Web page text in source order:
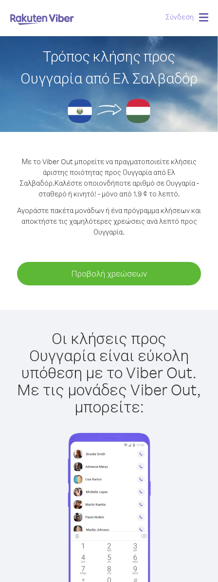
Σύνδεση
Τρόπος κλήσης προς
Ουγγαρία από Ελ Σαλβαδόρ
Με το Viber Out μπορείτε να πραγματοποιείτε κλήσεις
άριστης ποιότητας προς Ουγγαρία από Ελ
Σαλβαδόρ.Καλέστε οποιονδήποτε αριθμό σε Ουγγαρία -
σταθερό ή κινητό! - μόνο από 1.9 ¢ το λεπτό.
Αγοράστε πακέτα μονάδων ή ένα πρόγραμμα κλήσεων και
αποκτήστε τις χαμηλότερες χρεώσεις ανά λεπτό προς
Ουγγαρία.
Προβολή χρεώσεων
Οι κλήσεις προς
Ουγγαρία είναι εύκολη
υπόθεση με το Viber Out.
Με τις μονάδες Viber Out,
μπορείτε: